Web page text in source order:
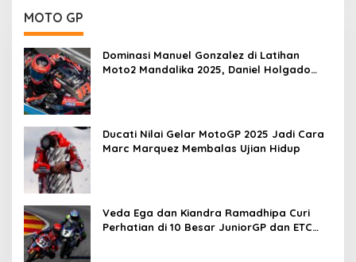
MOTO GP
Dominasi Manuel Gonzalez di Latihan
Moto2 Mandalika 2025, Daniel Holgado
Ducati Nilai Gelar MotoGP 2025 Jadi Cara
Marc Marquez Membalas Ujian Hidup
Veda Ega dan Kiandra Ramadhipa Curi
Perhatian di 10 Besar JuniorGP dan ETC